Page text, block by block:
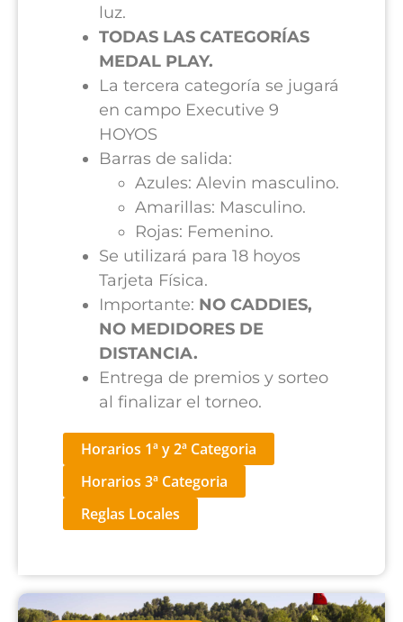
luz.
TODAS LAS CATEGORÍAS
MEDAL PLAY.
La tercera categoría se jugará
en campo Executive 9
HOYOS
Barras de salida:
Azules: Alevin masculino.
Amarillas: Masculino.
Rojas: Femenino.
Se utilizará para 18 hoyos
Tarjeta Física.
Importante: NO CADDIES,
NO MEDIDORES DE
DISTANCIA.
Entrega de premios y sorteo
al finalizar el torneo.
Horarios 1ª y 2ª Categoria
Horarios 3ª Categoria
Reglas Locales